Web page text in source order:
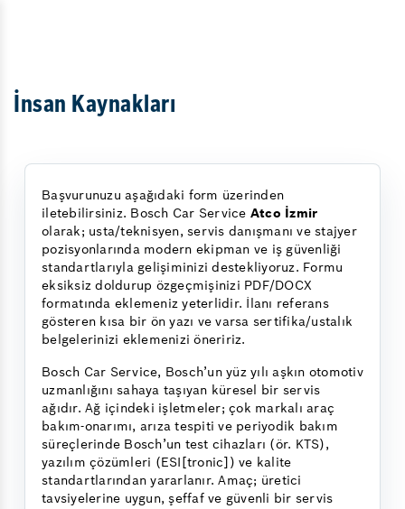
İnsan Kaynakları
Başvurunuzu aşağıdaki form üzerinden
iletebilirsiniz. Bosch Car Service Atco İzmir
olarak; usta/teknisyen, servis danışmanı ve stajyer
pozisyonlarında modern ekipman ve iş güvenliği
standartlarıyla gelişiminizi destekliyoruz. Formu
eksiksiz doldurup özgeçmişinizi PDF/DOCX
formatında eklemeniz yeterlidir. İlanı referans
gösteren kısa bir ön yazı ve varsa sertifika/ustalık
belgelerinizi eklemenizi öneririz.
Bosch Car Service, Bosch’un yüz yılı aşkın otomotiv
uzmanlığını sahaya taşıyan küresel bir servis
ağıdır. Ağ içindeki işletmeler; çok markalı araç
bakım-onarımı, arıza tespiti ve periyodik bakım
süreçlerinde Bosch’un test cihazları (ör. KTS),
yazılım çözümleri (ESI[tronic]) ve kalite
standartlarından yararlanır. Amaç; üretici
tavsiyelerine uygun, şeffaf ve güvenli bir servis